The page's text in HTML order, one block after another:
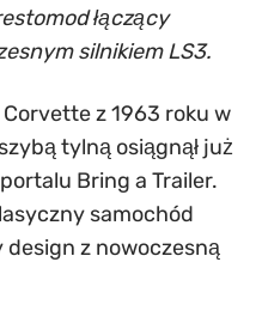
łączący
silnikiem LS3.
z 1963 roku w
tylną osiągnął już
Bring a Trailer.
samochód
design z nowoczesną